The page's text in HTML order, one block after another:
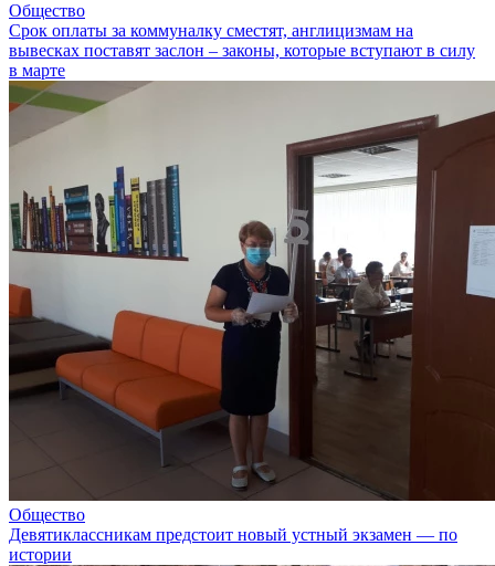
Общество
Срок оплаты за коммуналку сместят, англицизмам на
вывесках поставят заслон – законы, которые вступают в силу
в марте
Общество
Девятиклассникам предстоит новый устный экзамен — по
истории